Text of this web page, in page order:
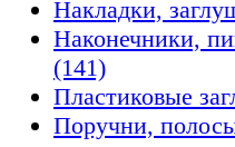
Накладки,
Наконечники,
(141)
Пластиковые
Поручни,